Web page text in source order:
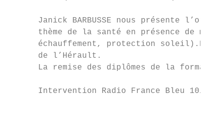
Janick BARBUSSE nous présente
thème de la santé en présence de
échauffement, protection
      de l’Hérault.
La remise des diplômes de la
Intervention Radio France Bleu 10/